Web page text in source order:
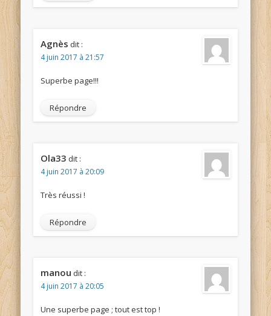
Agnès dit :
4 juin 2017 à 21:57
Superbe page!!!
Répondre
Ola33 dit :
4 juin 2017 à 20:09
Très réussi !
Répondre
manou dit :
4 juin 2017 à 20:05
Une superbe page ; tout est top !